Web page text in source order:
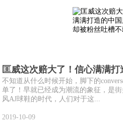
匡威这次赔大了！信心满满
不知道从什么时候开始，脚下的
单了！早就已经成为潮流的象征，是
风AJ球鞋的时代，人们对于这...
2019-10-09